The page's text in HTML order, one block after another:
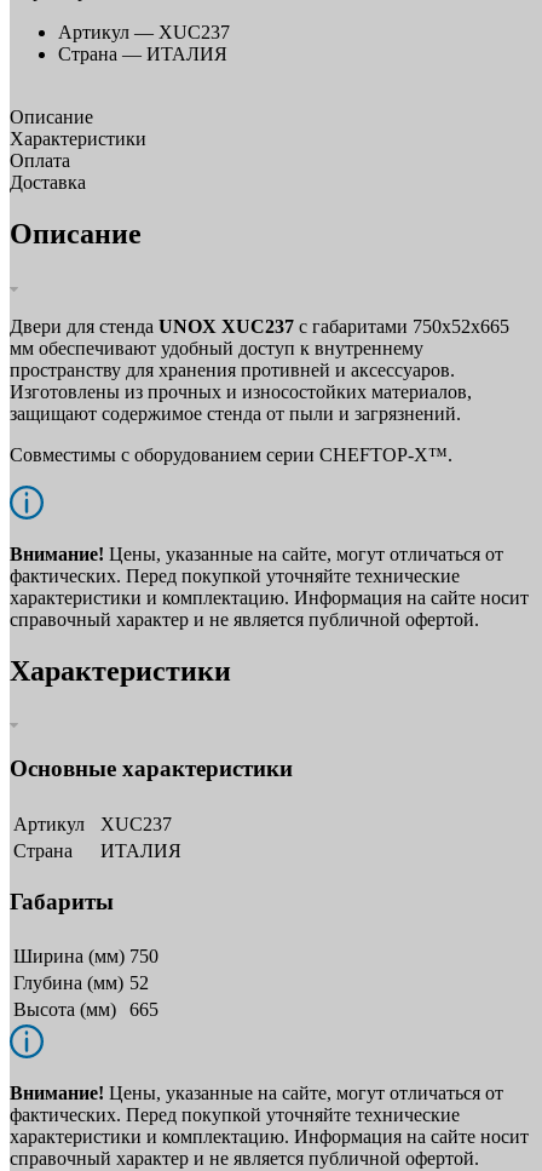
Артикул — XUC237
Страна — ИТАЛИЯ
Описание
Характеристики
Оплата
Доставка
Описание
Двери для стенда UNOX XUC237 с габаритами 750х52х665
мм обеспечивают удобный доступ к внутреннему
пространству для хранения противней и аксессуаров.
Изготовлены из прочных и износостойких материалов,
защищают содержимое стенда от пыли и загрязнений.
Совместимы с оборудованием серии CHEFTOP-X™.
Внимание! Цены, указанные на сайте, могут отличаться от
фактических. Перед покупкой уточняйте технические
характеристики и комплектацию. Информация на сайте носит
справочный характер и не является публичной офертой.
Характеристики
Основные характеристики
Артикул
XUC237
Страна
ИТАЛИЯ
Габариты
Ширина (мм) 750
Глубина (мм) 52
Высота (мм)
665
Внимание! Цены, указанные на сайте, могут отличаться от
фактических. Перед покупкой уточняйте технические
характеристики и комплектацию. Информация на сайте носит
справочный характер и не является публичной офертой.